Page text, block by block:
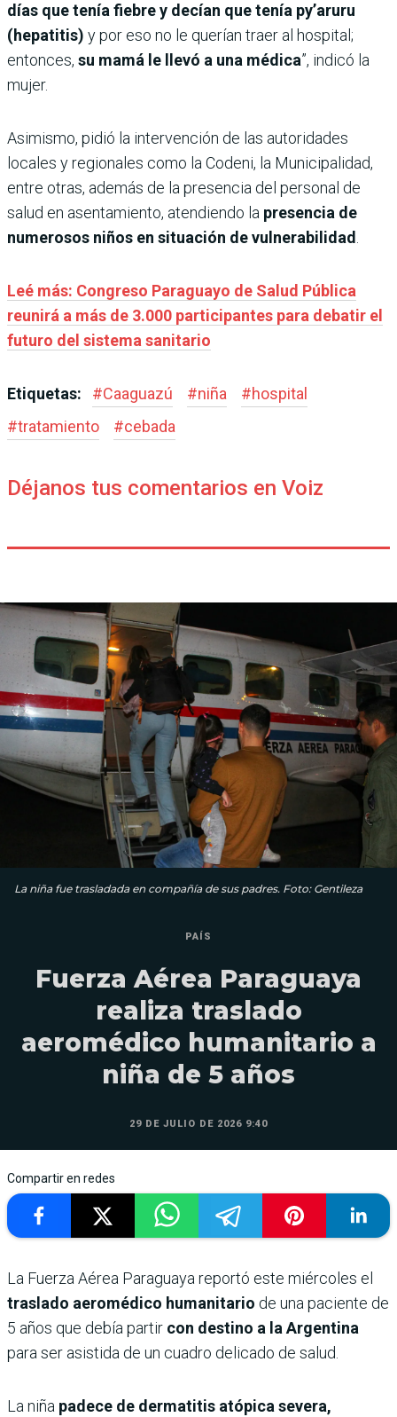
días que tenía fiebre y decían que tenía py’aruru
(hepatitis) y por eso no le querían traer al hospital;
entonces, su mamá le llevó a una médica”, indicó la
mujer.
Asimismo, pidió la intervención de las autoridades
locales y regionales como la Codeni, la Municipalidad,
entre otras, además de la presencia del personal de
salud en asentamiento, atendiendo la presencia de
numerosos niños en situación de vulnerabilidad.
Leé más: Congreso Paraguayo de Salud Pública
reunirá a más de 3.000 participantes para debatir el
futuro del sistema sanitario
Etiquetas: #Caaguazú #niña #hospital
#tratamiento #cebada
Déjanos tus comentarios en Voiz
La niña fue trasladada en compañía de sus padres. Foto: Gentileza
PAÍS
Fuerza Aérea Paraguaya
realiza traslado
aeromédico humanitario a
niña de 5 años
29 DE JULIO DE 2026 9:40
Compartir en redes
La Fuerza Aérea Paraguaya reportó este miércoles el
traslado aeromédico humanitario de una paciente de
5 años que debía partir con destino a la Argentina
para ser asistida de un cuadro delicado de salud.
La niña padece de dermatitis atópica severa,